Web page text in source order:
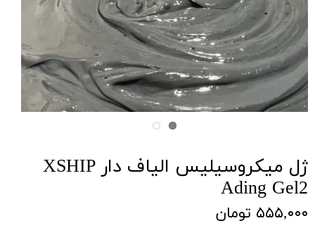
ژل میکروسیلیس الیاف دار XSHIP
Ading Gel2
۵۵۵,۰۰۰ تومان